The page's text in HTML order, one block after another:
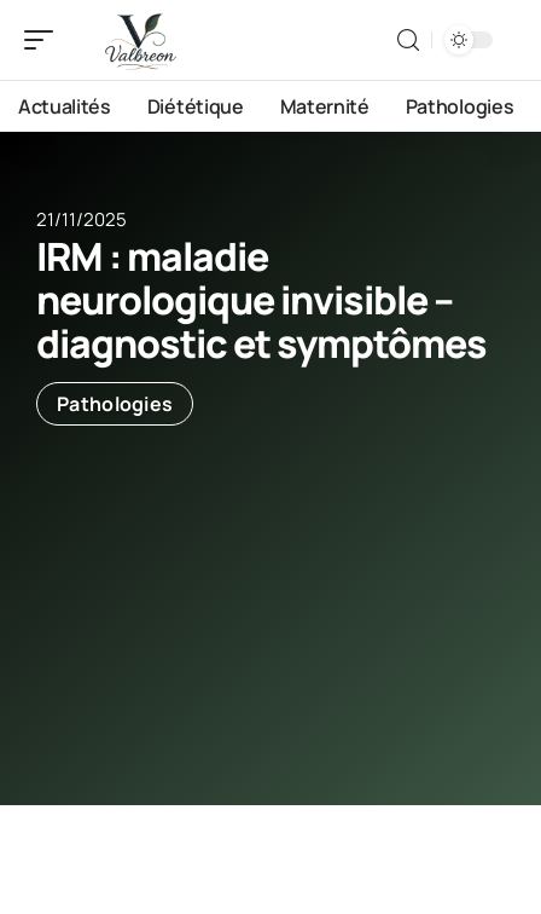
Actualités Diététique Maternité Pathologies
21/11/2025
IRM : maladie
neurologique invisible –
diagnostic et symptômes
Pathologies